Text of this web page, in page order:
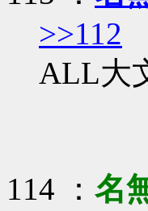
>>112
ALL大
114 ： 名